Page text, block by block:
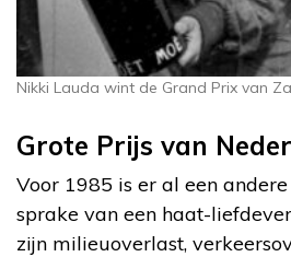
Nikki Lauda wint de Grand Prix van
Grote Prijs van
Voor 1985 is er al een
sprake van een haat-
zijn milieuoverlast,